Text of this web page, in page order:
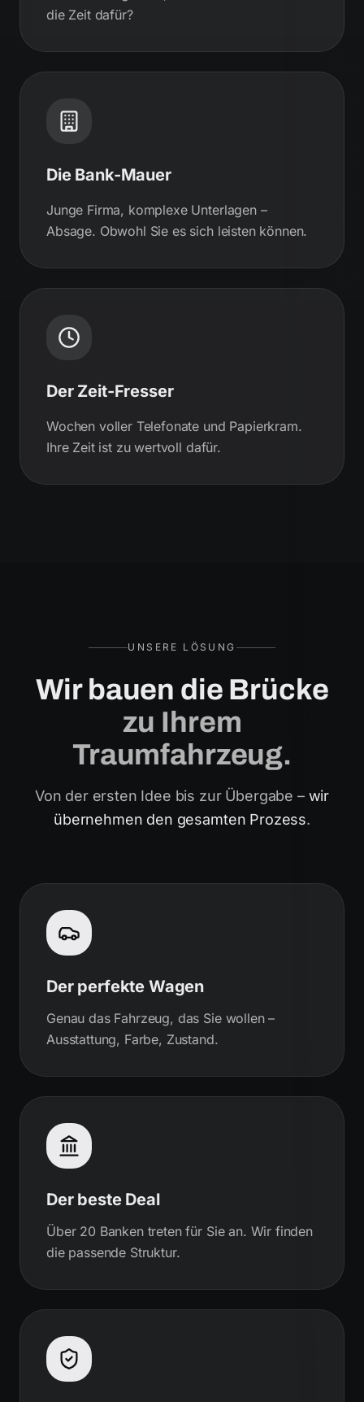
die Zeit dafür?
Die Bank-Mauer
Junge Firma, komplexe Unterlagen –
Absage. Obwohl Sie es sich leisten können.
Der Zeit-Fresser
Wochen voller Telefonate und Papierkram.
Ihre Zeit ist zu wertvoll dafür.
UNSERE LÖSUNG
Wir bauen die Brücke
zu Ihrem
Traumfahrzeug.
Von der ersten Idee bis zur Übergabe – wir
übernehmen den gesamten Prozess.
Der perfekte Wagen
Genau das Fahrzeug, das Sie wollen –
Ausstattung, Farbe, Zustand.
Der beste Deal
Über 20 Banken treten für Sie an. Wir finden
die passende Struktur.